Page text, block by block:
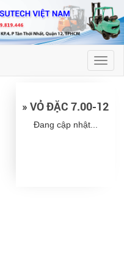
» VỎ ĐẶC 7.00-12
Đang cập nhật...